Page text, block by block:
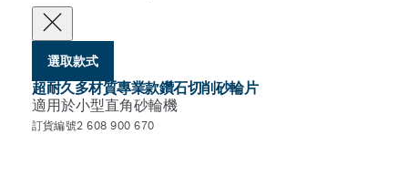
選取款式
超耐久多材質專業款鑽石切削砂輪片
適用於小型直角砂輪機
訂貨編號2 608 900 670